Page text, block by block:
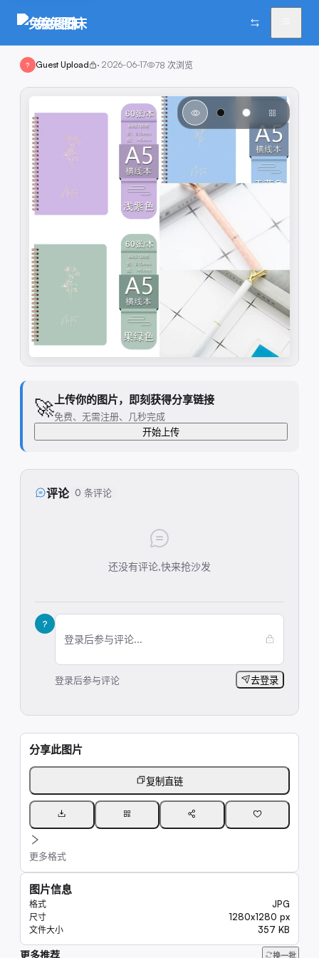
兔兔图床
? Guest Upload · 2026-06-17 78 次浏览
🚀上传你的图片，即刻获得分享链接
免费、无需注册、几秒完成
开始上传
评论 0 条评论
还没有评论,快来抢沙发
?
登录后参与评论...
登录后参与评论 去登录
分享此图片
复制直链
更多格式
图片信息
格式 JPG
尺寸 1280x1280 px
文件大小 357 KB
更多推荐 换一批
6.6K